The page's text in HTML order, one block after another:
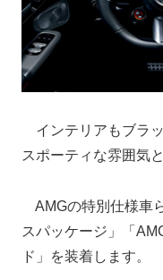
インテリアもブラッ
スポーティな雰囲気
AMGの特別仕様車
スパッケージ」「
ド」を装着します。